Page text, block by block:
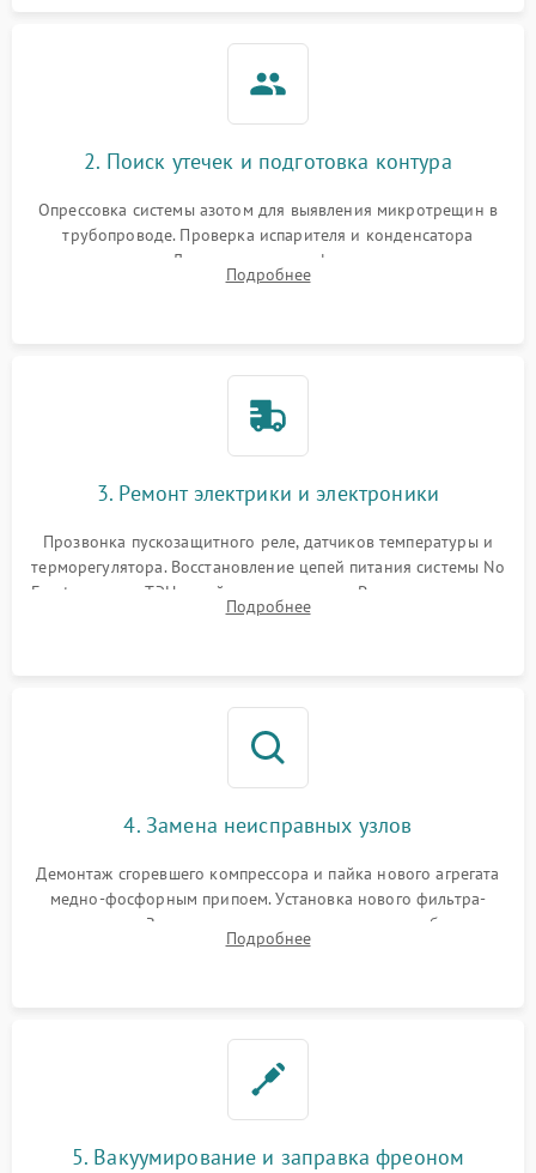
2. Поиск утечек и подготовка контура
Опрессовка системы азотом для выявления микротрещин в
трубопроводе. Проверка испарителя и конденсатора
течеискателем. Демонтаж старого фильтра-осушителя и
продувка капиллярной трубки для устранения засоров.
Подробнее
3. Ремонт электрики и электроники
Прозвонка пускозащитного реле, датчиков температуры и
терморегулятора. Восстановление цепей питания системы No
Frost, включая ТЭН оттайки и вентилятор. Ремонт или замена
платы управления при сбоях алгоритмов.
Подробнее
4. Замена неисправных узлов
Демонтаж сгоревшего компрессора и пайка нового агрегата
медно-фосфорным припоем. Установка нового фильтра-
осушителя. Замена изношенных вентиляторов обдува,
сломанных заслонок или поврежденных дверных петель.
Подробнее
5. Вакуумирование и заправка фреоном